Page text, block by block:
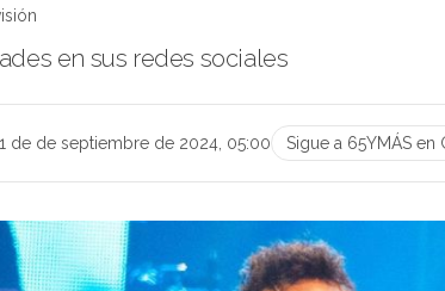
en sus redes sociales
de de septiembre de 2024, 05:00 Sigue a 65YMÁS en